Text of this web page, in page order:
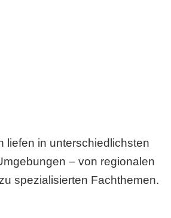
liefen in unterschiedlichsten
– von regionalen
spezialisierten Fachthemen.